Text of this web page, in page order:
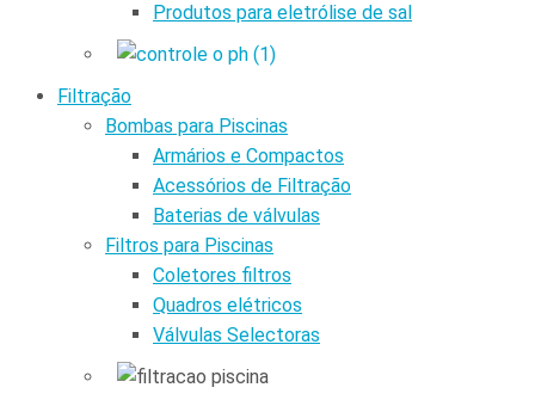
Produtos para eletrólise de sal
Filtração
Bombas para Piscinas
Armários e Compactos
Acessórios de Filtração
Baterias de válvulas
Filtros para Piscinas
Coletores filtros
Quadros elétricos
Válvulas Selectoras